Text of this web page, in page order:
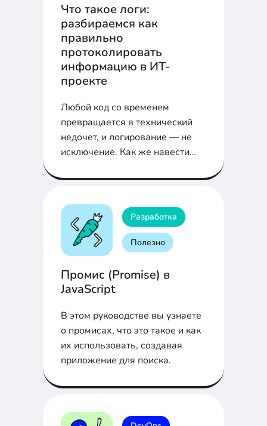
Что такое логи:
разбираемся как
правильно
протоколировать
информацию в ИТ-
проекте
Любой код со временем
превращается в технический
недочет, и логирование — не
исключение. Как же навести
превратить его в союзника, а не
Разбираем в нашей статье.
Разработка
Полезно
Промис (Promise) в
JavaScript
В этом руководстве вы узнаете
о промисах, что это такое и как
их использовать, создавая
приложение для поиска.